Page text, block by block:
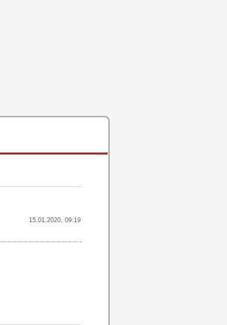
15.01.2020, 09:19